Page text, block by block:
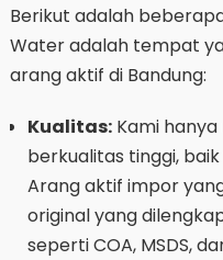
Berikut adalah
Water adalah tempat
arang aktif di Bandung:
Kualitas:Kami hanya
berkualitas tinggi,
Arang aktif impor
original yang
seperti COA, MSDS,